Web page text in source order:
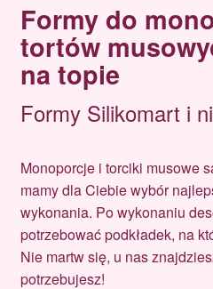
Formy do
tortów
na topie
Formy Silikomart i
Monoporcje i torciki musowe
mamy dla Ciebie wybór
wykonania. Po wykonaniu
potrzebować podkładek, na
Nie martw się, u nas
potrzebujesz!